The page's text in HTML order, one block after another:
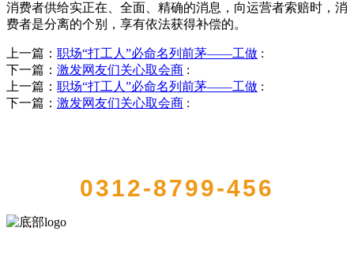
消费者供给实正在、全面、精确的消息，向运营者索赔时，消
费者是分离的个别，享有依法获得补偿的。
上一篇： 职场“打工人”必命名列前茅——工做 :
下一篇： 激发网友们关心取会商 :
上一篇： 职场“打工人”必命名列前茅——工做 :
下一篇： 激发网友们关心取会商 :
0312-8799-456